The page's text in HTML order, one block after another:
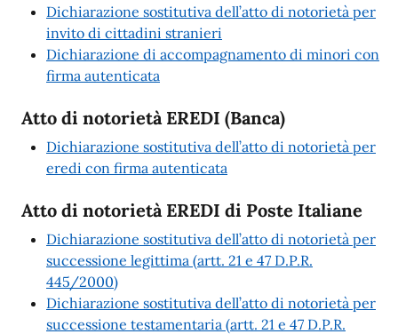
Dichiarazione sostitutiva dell’atto di notorietà per
invito di cittadini stranieri
Dichiarazione di accompagnamento di minori con
firma autenticata
Atto di notorietà EREDI (Banca)
Dichiarazione sostitutiva dell’atto di notorietà per
eredi con firma autenticata
Atto di notorietà EREDI di Poste Italiane
Dichiarazione sostitutiva dell’atto di notorietà per
successione legittima (artt. 21 e 47 D.P.R.
445/2000)
Dichiarazione sostitutiva dell’atto di notorietà per
successione testamentaria (artt. 21 e 47 D.P.R.